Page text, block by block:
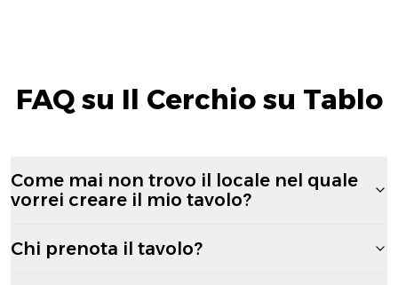
FAQ su Il Cerchio su Tablo
Come mai non trovo il locale nel quale
vorrei creare il mio tavolo?
Chi prenota il tavolo?